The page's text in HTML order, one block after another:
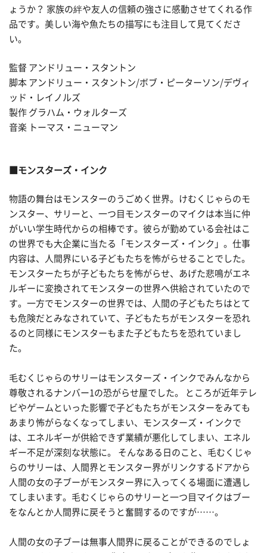
ょうか？ 家族の絆や友人の信頼の強さに感動させてくれる作
品です。美しい海や魚たちの描写にも注目して見てくださ
い。
監督 アンドリュー・スタントン
脚本 アンドリュー・スタントン/ボブ・ピーターソン/デヴィ
ッド・レイノルズ
製作 グラハム・ウォルターズ
音楽 トーマス・ニューマン
■モンスターズ・インク
物語の舞台はモンスターのうごめく世界。けむくじゃらのモ
ンスター、サリーと、一つ目モンスターのマイクは本当に仲
がいい学生時代からの相棒です。彼らが勤めている会社はこ
の世界でも大企業に当たる「モンスターズ・インク」。仕事
内容は、人間界にいる子どもたちを怖がらせることでした。
モンスターたちが子どもたちを怖がらせ、あげた悲鳴がエネ
ルギーに変換されてモンスターの世界へ供給されていたので
す。一方でモンスターの世界では、人間の子どもたちはとて
も危険だとみなされていて、子どもたちがモンスターを恐れ
るのと同様にモンスターもまた子どもたちを恐れていまし
た。
毛むくじゃらのサリーはモンスターズ・インクでみんなから
尊敬されるナンバー1の恐がらせ屋でした。 ところが近年テレ
ビやゲームといった影響で子どもたちがモンスターをみても
あまり怖がらなくなってしまい、モンスターズ・インクで
は、エネルギーが供給できず業績が悪化してしまい、エネル
ギー不足が深刻な状態に。 そんなある日のこと、毛むくじゃ
らのサリーは、人間界とモンスター界がリンクするドアから
人間の女の子ブーがモンスター界に入ってくる場面に遭遇し
てしまいます。毛むくじゃらのサリーと一つ目マイクはブー
をなんとか人間界に戻そうと奮闘するのですが……。
人間の女の子ブーは無事人間界に戻ることができるのでしょ